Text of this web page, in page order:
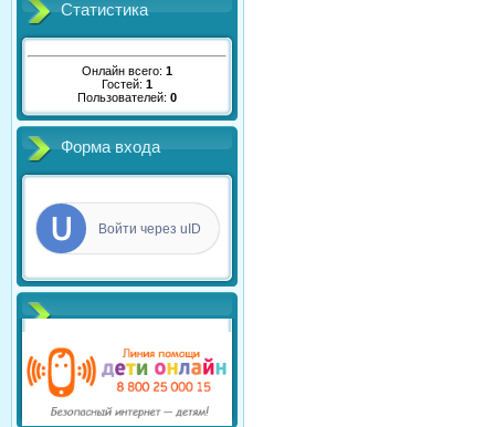
Статистика
Онлайн всего: 1
Гостей: 1
Пользователей: 0
Форма входа
Войти через uID